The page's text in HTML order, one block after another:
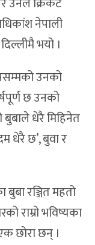
नेपाली
भयो ।
उनको
छ उनको
बुबाले धेरै मिहिनेत
धेरै छ’, बुवा र
रञ्जित महतो
राम्रो भविष्यका
छोरा छन् ।